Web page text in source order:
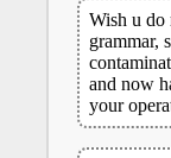
Wish u do
grammar,
and now
your